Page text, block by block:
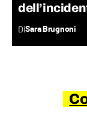
DiSara Brugnoni